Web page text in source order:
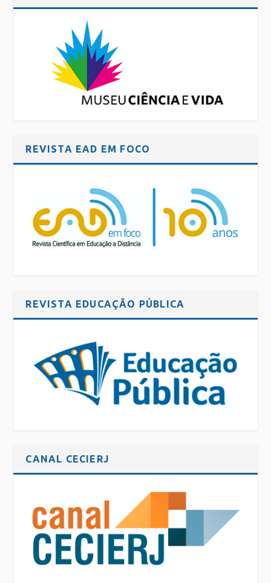
REVISTA EAD EM FOCO
REVISTA EDUCAÇÃO PÚBLICA
CANAL CECIERJ